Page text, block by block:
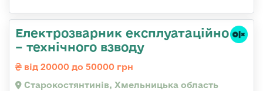
Електрозварник експлуатаційно
– технічного взводу
від 20000 до 50000 грн
Старокостянтинів, Хмельницька область